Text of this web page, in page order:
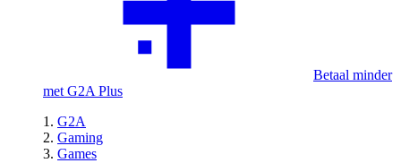
Betaal minder
met G2A Plus
G2A
Gaming
Games